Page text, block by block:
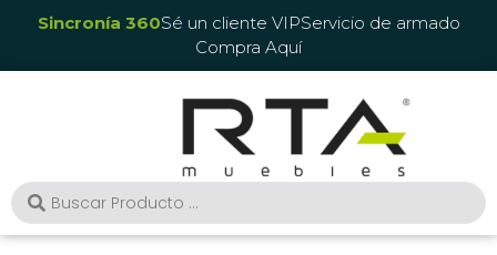
Sincronía 360Sé un cliente VIPServicio de armado
Compra Aquí